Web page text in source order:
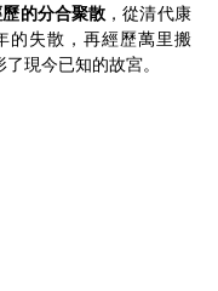
的分合聚散 ，從清代康
的失散，再經歷萬里搬
現今已知的故宮。